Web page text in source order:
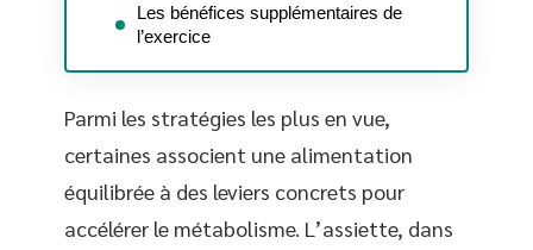
Les bénéfices supplémentaires de
l’exercice
Parmi les stratégies les plus en vue,
certaines associent une alimentation
équilibrée à des leviers concrets pour
accélérer le métabolisme. L’assiette, dans